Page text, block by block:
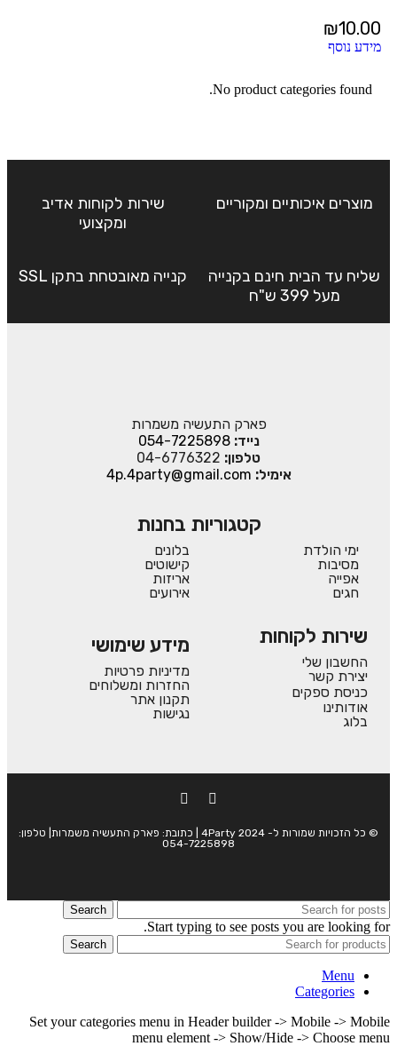
₪10.00
מידע נוסף
No product categories found.
מוצרים איכותיים ומקוריים
שירות לקוחות אדיב
ומקצועי
שליח עד הבית חינם בקנייה
מעל 399 ש"ח
קנייה מאובטחת בתקן SSL
פארק התעשיה משמרות
נייד:054-7225898
טלפון: 04-6776322
אימיל: 4p.4party@gmail.com
קטגוריות בחנות
ימי הולדת
מסיבות
אפייה
חגים
בלונים
קישוטים
אריזות
אירועים
שירות לקוחות
החשבון שלי
יצירת קשר
כניסת ספקים
אודותינו
בלוג
מידע שימושי
מדיניות פרטיות
החזרות ומשלוחים
תקנון אתר
נגישות
© כל הזכויות שמורות ל- 4Party 2024 | כתובת: פארק התעשיה משמרות| טלפון:
054-7225898
Search
Start typing to see posts you are looking for.
Search
Menu
Categories
Set your categories menu in Header builder -> Mobile -> Mobile
menu element -> Show/Hide -> Choose menu